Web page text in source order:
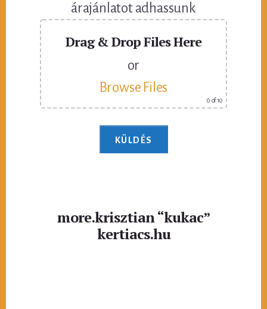
árajánlatot adhassunk
Drag & Drop Files Here
or
Browse Files
0 of 10
more.krisztian “kukac”
kertiacs.hu